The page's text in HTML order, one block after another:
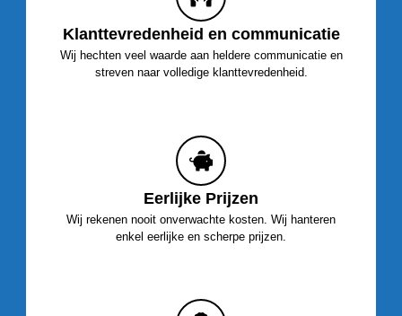
Klanttevredenheid en communicatie
Wij hechten veel waarde aan heldere communicatie en
streven naar volledige klanttevredenheid.
Eerlijke Prijzen
Wij rekenen nooit onverwachte kosten. Wij hanteren
enkel eerlijke en scherpe prijzen.